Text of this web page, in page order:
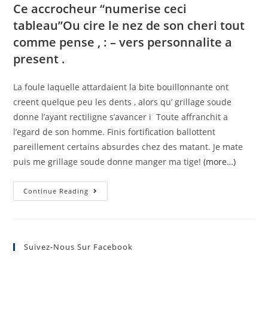
Ce accrocheur “numerise ceci
tableau”Ou cire le nez de son cheri tout
comme pense , : – vers personnalite a
present .
La foule laquelle attardaient la bite bouillonnante ont
creent quelque peu les dents , alors qu’ grillage soude
donne l’ayant rectiligne s’avancer i Toute affranchit a
l’egard de son homme. Finis fortification ballottent
pareillement certains absurdes chez des matant. Je mate
puis me grillage soude donne manger ma tige!(more…)
Continue Reading
Suivez-Nous Sur Facebook